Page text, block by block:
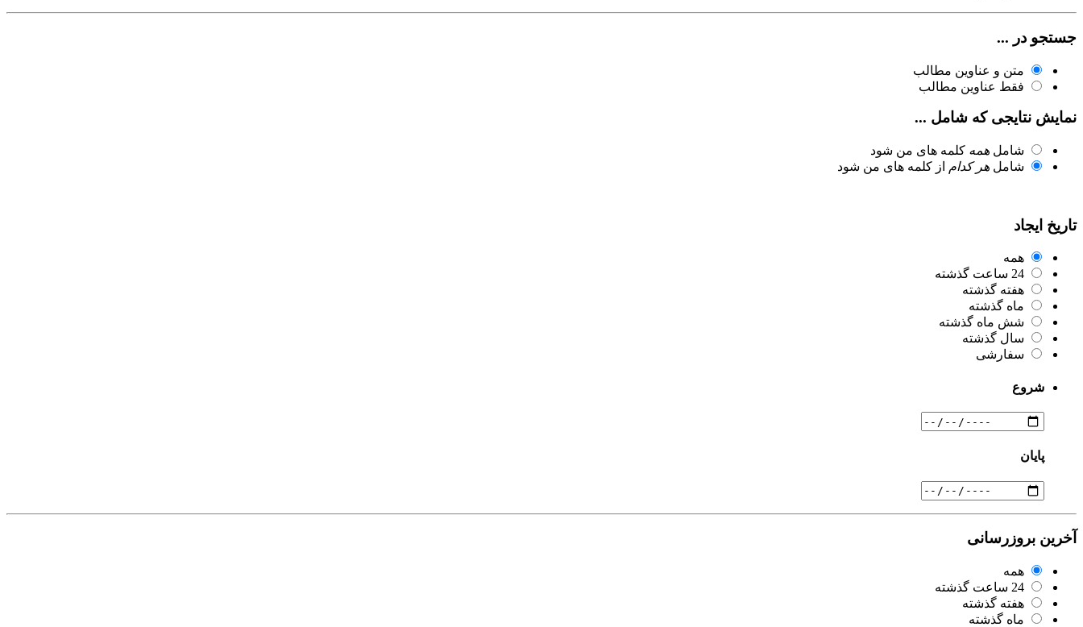
جستجو در ...
متن و عناوین مطالب
فقط عناوین مطالب
نمایش نتایجی که شامل ...
شامل همه کلمه های من شود
شامل هر کدام از کلمه های من شود
تاریخ ایجاد
همه
24 ساعت گذشته
هفته گذشته
ماه گذشته
شش ماه گذشته
سال گذشته
سفارشی
شروع
پایان
آخرین بروزرسانی
همه
24 ساعت گذشته
هفته گذشته
ماه گذشته